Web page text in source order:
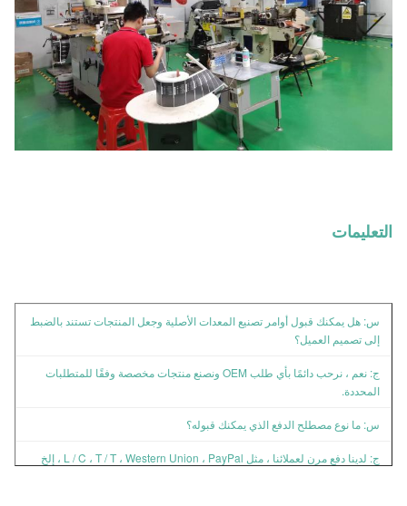
التعليمات
س: هل يمكنك قبول أوامر تصنيع المعدات الأصلية وجعل المنتجات تستند بالضبط
إلى تصميم العميل؟
ج: نعم ، نرحب دائمًا بأي طلب OEM ونصنع منتجات مخصصة وفقًا للمتطلبات
المحددة.
س: ما نوع مصطلح الدفع الذي يمكنك قبوله؟
ج: لدينا دفع مرن لعملائنا ، مثل L / C ، T / T ، Western Union ، PayPal ، إلخ